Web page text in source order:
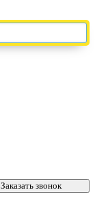
Заказать звонок